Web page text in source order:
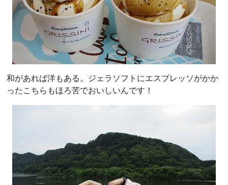
和があれば洋もある。ジェラソフトにエスプレッソがかか
ったこちらもほろ苦でおいしいんです！